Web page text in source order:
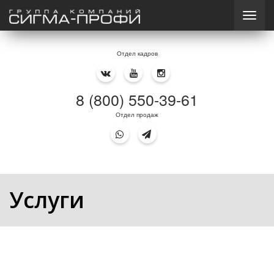
Отдел кадров
8 (800) 550-39-61
Отдел продаж
Услуги